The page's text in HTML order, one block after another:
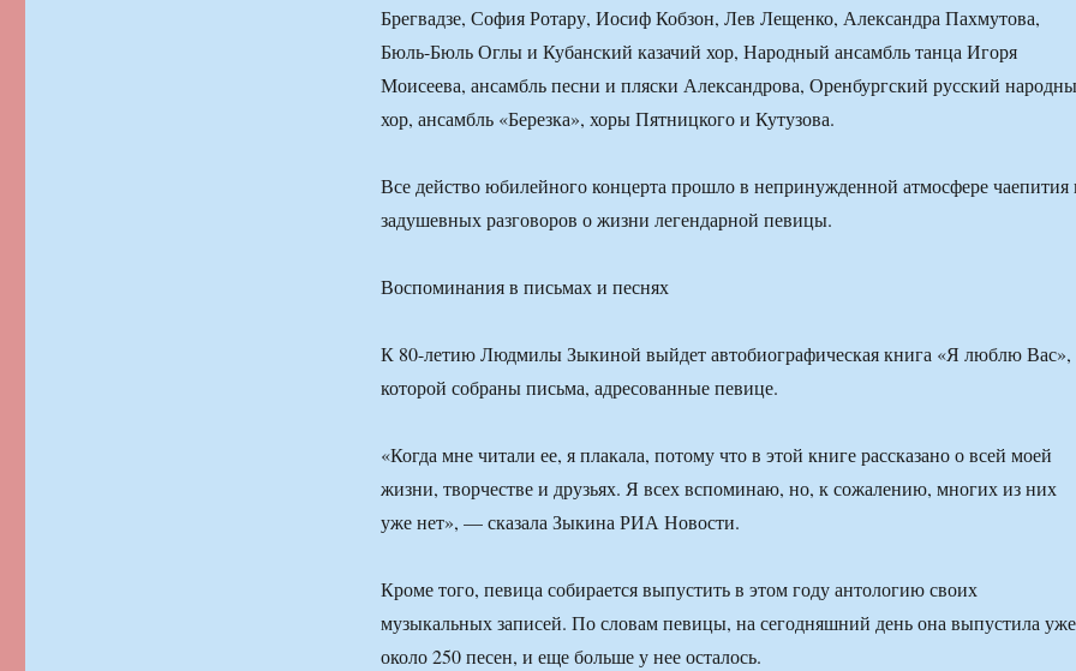
Брегвадзе, София Ротару, Иосиф Кобзон, Лев Лещенко, Александра Пахмутова,
Бюль-Бюль Оглы и Кубанский казачий хор, Народный ансамбль танца Игоря
Моисеева, ансамбль песни и пляски Александрова, Оренбургский русский
хор, ансамбль «Березка», хоры Пятницкого и Кутузова.
Все действо юбилейного концерта прошло в непринужденной атмосфере чаепития
задушевных разговоров о жизни легендарной певицы.
Воспоминания в письмах и песнях
К 80-летию Людмилы Зыкиной выйдет автобиографическая книга «Я люблю Вас»,
которой собраны письма, адресованные певице.
«Когда мне читали ее, я плакала, потому что в этой книге рассказано о всей моей
жизни, творчестве и друзьях. Я всех вспоминаю, но, к сожалению, многих из них
уже нет», — сказала Зыкина РИА Новости.
Кроме того, певица собирается выпустить в этом году антологию своих
музыкальных записей. По словам певицы, на сегодняшний день она выпустила уже
около 250 песен, и еще больше у нее осталось.